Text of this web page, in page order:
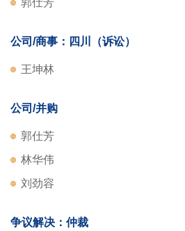
郭仕芳
公司/商事：四川（诉讼）
王坤林
公司/并购
郭仕芳
林华伟
刘劲容
争议解决：仲裁